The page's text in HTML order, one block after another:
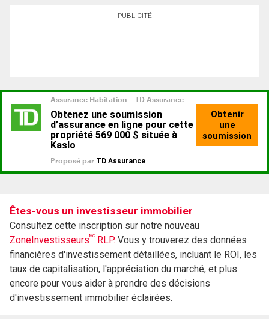
PUBLICITÉ
Êtes-vous un investisseur immobilier
Consultez cette inscription sur notre nouveau
ZoneInvestisseursMC RLP. Vous y trouverez des données
financières d'investissement détaillées, incluant le ROI, les
taux de capitalisation, l'appréciation du marché, et plus
encore pour vous aider à prendre des décisions
d'investissement immobilier éclairées.